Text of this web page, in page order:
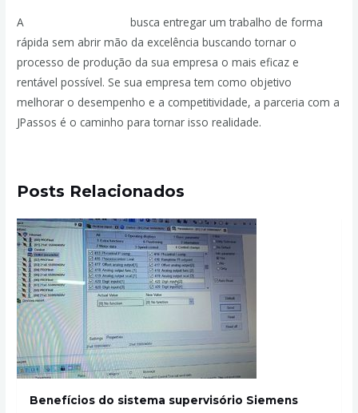
A
busca entregar um trabalho de forma
rápida sem abrir mão da excelência buscando tornar o
processo de produção da sua empresa o mais eficaz e
rentável possível. Se sua empresa tem como objetivo
melhorar o desempenho e a competitividade, a parceria com a
JPassos é o caminho para tornar isso realidade.
Posts Relacionados
Benefícios do sistema supervisório Siemens